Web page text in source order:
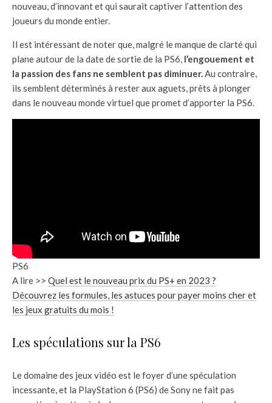
nouveau, d’innovant et qui saurait captiver l’attention des
joueurs du monde entier.
Il est intéressant de noter que, malgré le manque de clarté qui
plane autour de la date de sortie de la PS6, l’engouement et
la passion des fans ne semblent pas diminuer.Au contraire,
ils semblent déterminés à rester aux aguets, prêts à plonger
dans le nouveau monde virtuel que promet d’apporter la PS6.
PS6
A lire >> Quel est le nouveau prix du PS+ en 2023 ?
Découvrez les formules, les astuces pour payer moins cher et
les jeux gratuits du mois !
Les spéculations sur la PS6
Le domaine des jeux vidéo est le foyer d’une spéculation
incessante, et la PlayStation 6 (PS6) de Sony ne fait pas